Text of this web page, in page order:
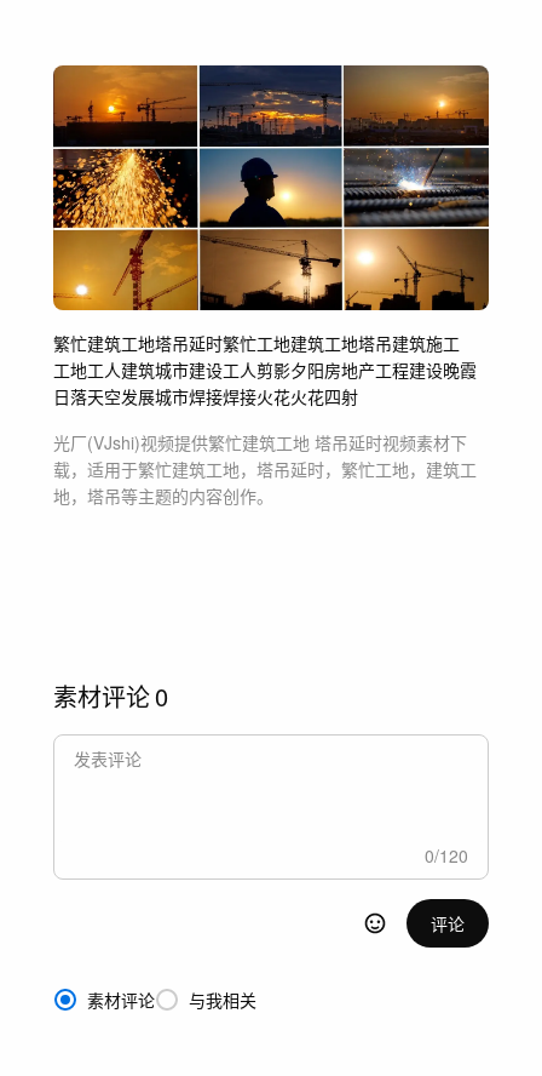
繁忙建筑工地塔吊延时繁忙工地建筑工地塔吊建筑施工
工地工人建筑城市建设工人剪影夕阳房地产工程建设晚霞
日落天空发展城市焊接焊接火花火花四射
光厂(VJshi)视频提供繁忙建筑工地 塔吊延时视频素材下
载，适用于繁忙建筑工地，塔吊延时，繁忙工地，建筑工
地，塔吊等主题的内容创作。
素材评论0
0/120
评论
素材评论 与我相关